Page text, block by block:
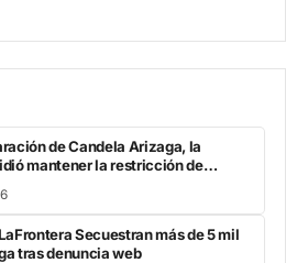
de Candela Arizaga, la
mantener la restricción de
Secuestran más de 5 mil
tras denuncia web